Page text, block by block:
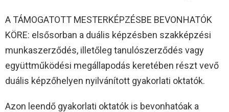
A TÁMOGATOTT MESTERKÉPZÉSBE BEVONHATÓK
KÖRE: elsősorban a duális képzésben szakképzési
munkaszerződés, illetőleg tanulószerződés vagy
együttműködési megállapodás keretében részt vevő
duális képzőhelyen nyilvánított gyakorlati oktatók.
Azon leendő gyakorlati oktatók is bevonhatóak a